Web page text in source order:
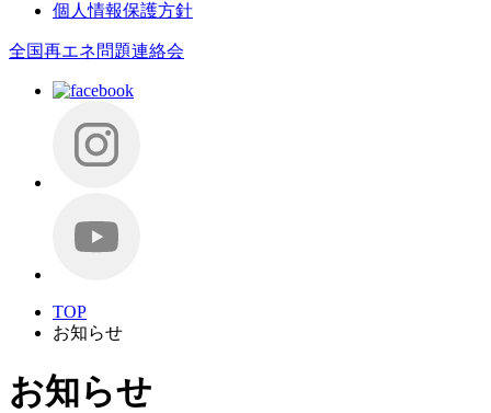
個人情報保護方針
全国再エネ問題連絡会
TOP
お知らせ
お知らせ